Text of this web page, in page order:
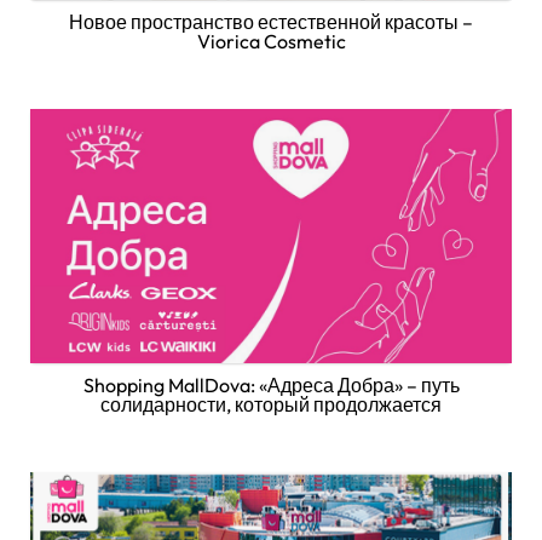
Новое пространство естественной красоты –
Viorica Cosmetic
Shopping MallDova: «Адреса Добра» – путь
солидарности, который продолжается